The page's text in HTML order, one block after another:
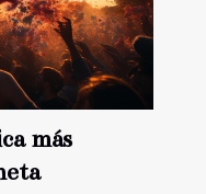
más